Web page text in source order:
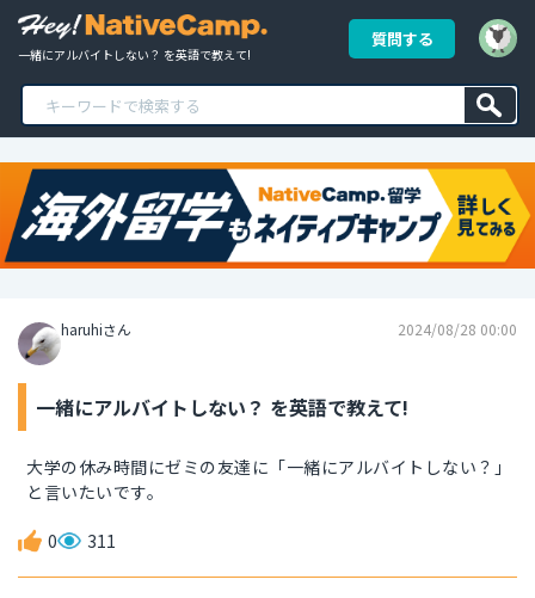
一緒にアルバイトしない？ を英語で教えて!
質問する
haruhiさん 2024/08/28 00:00
一緒にアルバイトしない？ を英語で教えて!
大学の休み時間にゼミの友達に「一緒にアルバイトしない？」
と言いたいです。
0 311